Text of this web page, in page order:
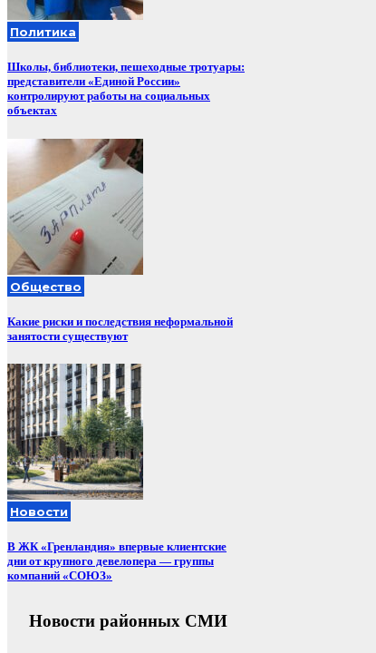
Политика
Школы, библиотеки, пешеходные тротуары:
представители «Единой России»
контролируют работы на социальных
объектах
Общество
Какие риски и последствия неформальной
занятости существуют
Новости
В ЖК «Гренландия» впервые клиентские
дни от крупного девелопера — группы
компаний «СОЮЗ»